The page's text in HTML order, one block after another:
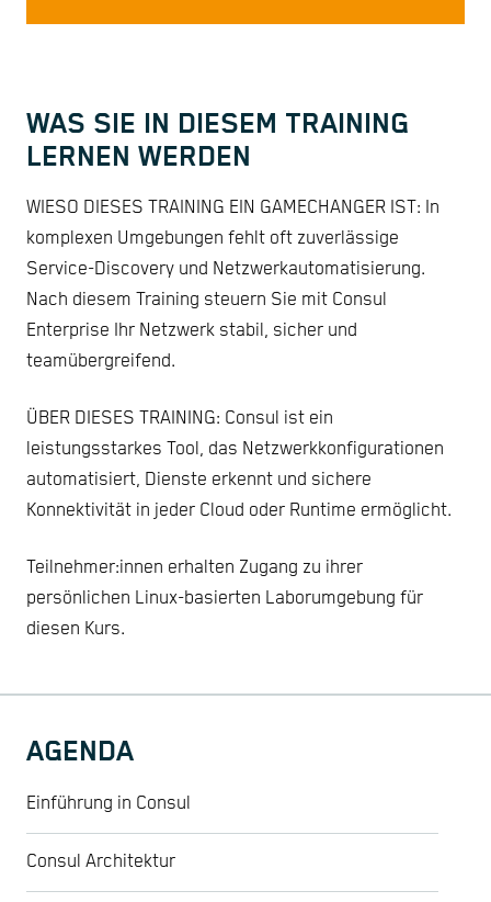
WAS SIE IN DIESEM TRAINING
LERNEN WERDEN
WIESO DIESES TRAINING EIN GAMECHANGER IST: In
komplexen Umgebungen fehlt oft zuverlässige
Service-Discovery und Netzwerkautomatisierung.
Nach diesem Training steuern Sie mit Consul
Enterprise Ihr Netzwerk stabil, sicher und
teamübergreifend.
ÜBER DIESES TRAINING: Consul ist ein
leistungsstarkes Tool, das Netzwerkkonfigurationen
automatisiert, Dienste erkennt und sichere
Konnektivität in jeder Cloud oder Runtime ermöglicht.
Teilnehmer:innen erhalten Zugang zu ihrer
persönlichen Linux-basierten Laborumgebung für
diesen Kurs.
AGENDA
Einführung in Consul
Consul Architektur